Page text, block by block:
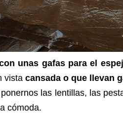
unas gafas para el
vista cansada o que llevan
las lentillas, las
cómoda.